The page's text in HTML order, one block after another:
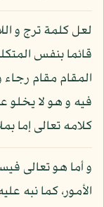
لعل كلمة ترج و
قائما بنفس
المقام مقام
فيه و هو لا يخلو
كلامه تعالى إما
و أما هو تعالى
الأمور، كما نبه